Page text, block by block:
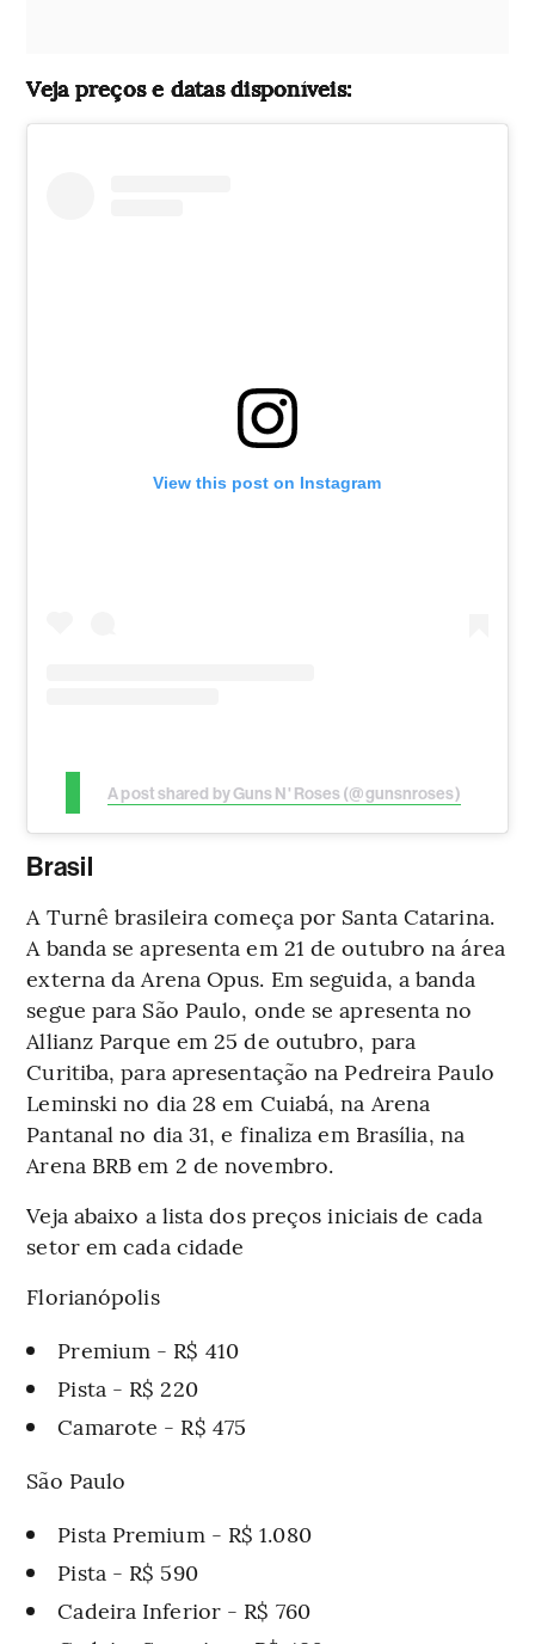
Veja preços e datas disponíveis:
View this post on Instagram
A post shared by Guns N' Roses (@gunsnroses)
Brasil
A Turnê brasileira começa por Santa Catarina.
A banda se apresenta em 21 de outubro na área
externa da Arena Opus. Em seguida, a banda
segue para São Paulo, onde se apresenta no
Allianz Parque em 25 de outubro, para
Curitiba, para apresentação na Pedreira Paulo
Leminski no dia 28 em Cuiabá, na Arena
Pantanal no dia 31, e finaliza em Brasília, na
Arena BRB em 2 de novembro.
Veja abaixo a lista dos preços iniciais de cada
setor em cada cidade
Florianópolis
Premium - R$ 410
Pista - R$ 220
Camarote - R$ 475
São Paulo
Pista Premium - R$ 1.080
Pista - R$ 590
Cadeira Inferior - R$ 760